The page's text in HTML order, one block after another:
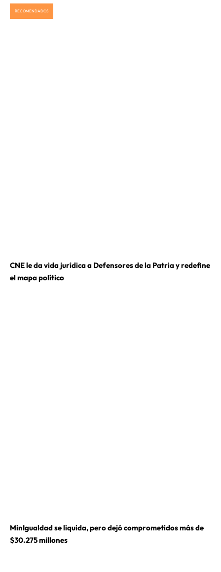
RECOMENDADOS
CNE le da vida jurídica a Defensores de la Patria y redefine
el mapa político
MinIgualdad se liquida, pero dejó comprometidos más de
$30.275 millones